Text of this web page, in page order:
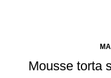
Mousse torta